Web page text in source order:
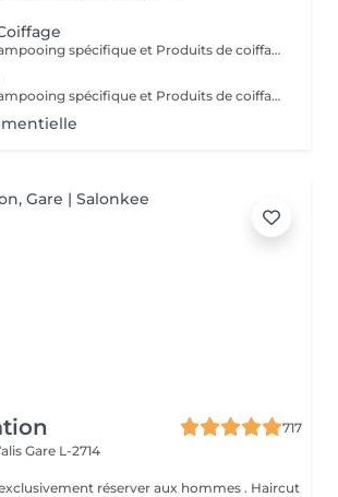
Diagnostique, Shampooing spécifique et Produits de coiffage inclus.
Diagnostique, Shampooing spécifique et Produits de coiffage inclus.
717
Gare L-2714
réserver aux hommes . Haircut